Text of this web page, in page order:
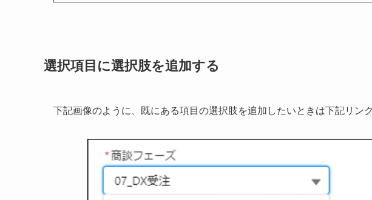
選択項目に選択肢を追加する
下記画像のように、既にある項目の選択肢を追加したいときは下記リン